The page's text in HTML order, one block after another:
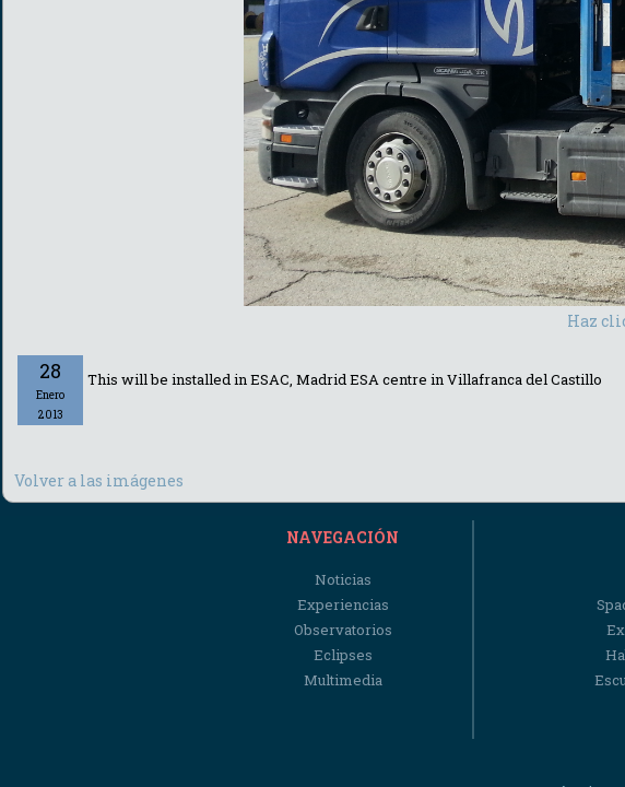
Haz
28
Enero
2013
This will be installed in ESAC, Madrid ESA centre in Villafranca del Castillo
Volver a las imágenes
NAVEGACIÓN
Noticias
Experiencias
Observatorios
Eclipses
Multimedia